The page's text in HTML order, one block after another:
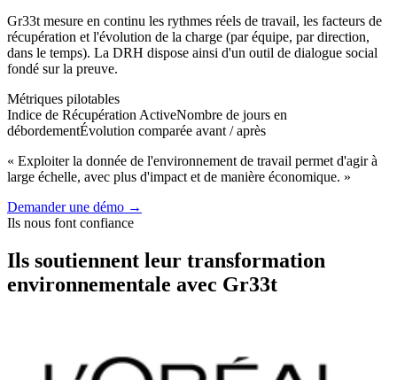
Gr33t mesure en continu les rythmes réels de travail, les facteurs de
récupération et l'évolution de la charge (par équipe, par direction,
dans le temps). La DRH dispose ainsi d'un outil de dialogue social
fondé sur la preuve.
Métriques pilotables
Indice de Récupération ActiveNombre de jours en
débordementÉvolution comparée avant / après
« Exploiter la donnée de l'environnement de travail permet d'agir à
large échelle, avec plus d'impact et de manière économique. »
Demander une démo →
Ils nous font confiance
Ils soutiennent leur transformation
environnementale avec Gr33t